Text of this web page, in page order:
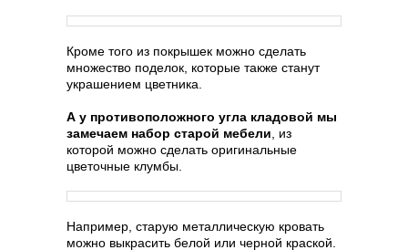
Кроме того из покрышек можно сделать
множество поделок, которые также станут
украшением цветника.
А у противоположного угла кладовой мы
замечаем набор старой мебели , из
которой можно сделать оригинальные
цветочные клумбы.
Например, старую металлическую кровать
можно выкрасить белой или черной краской.